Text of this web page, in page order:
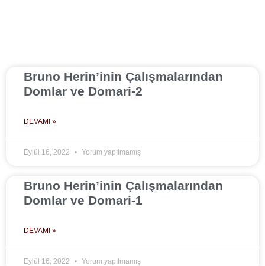
Bruno Herin’inin Çalışmalarından
Domlar ve Domari-2
DEVAMI »
Eylül 16, 2022 Yorum yapılmamış
Bruno Herin’inin Çalışmalarından
Domlar ve Domari-1
DEVAMI »
Eylül 16, 2022 Yorum yapılmamış